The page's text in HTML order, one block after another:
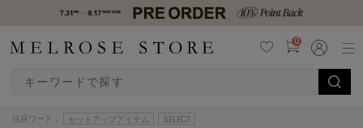
0
注目ワード： セットアップアイテム SELECT